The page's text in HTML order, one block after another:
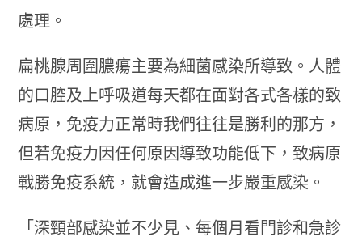
處理。
扁桃腺周圍膿瘍主要為細菌感染所導致。人體
的口腔及上呼吸道每天都在面對各式各樣的致
病原，免疫力正常時我們往往是勝利的那方，
但若免疫力因任何原因導致功能低下，致病原
戰勝免疫系統，就會造成進一步嚴重感染。
「深頸部感染並不少見、每個月看門診和急診